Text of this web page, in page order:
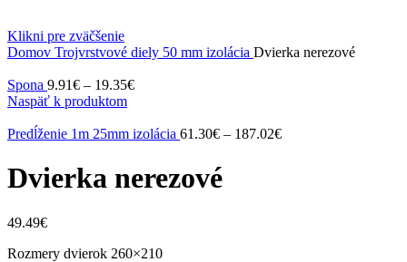
Klikni pre zväčšenie
Domov Trojvrstvové diely 50 mm izolácia Dvierka nerezové
Spona 9.91€ – 19.35€
Naspäť k produktom
Predĺženie 1m 25mm izolácia 61.30€ – 187.02€
Dvierka nerezové
49.49€
Rozmery dvierok 260×210